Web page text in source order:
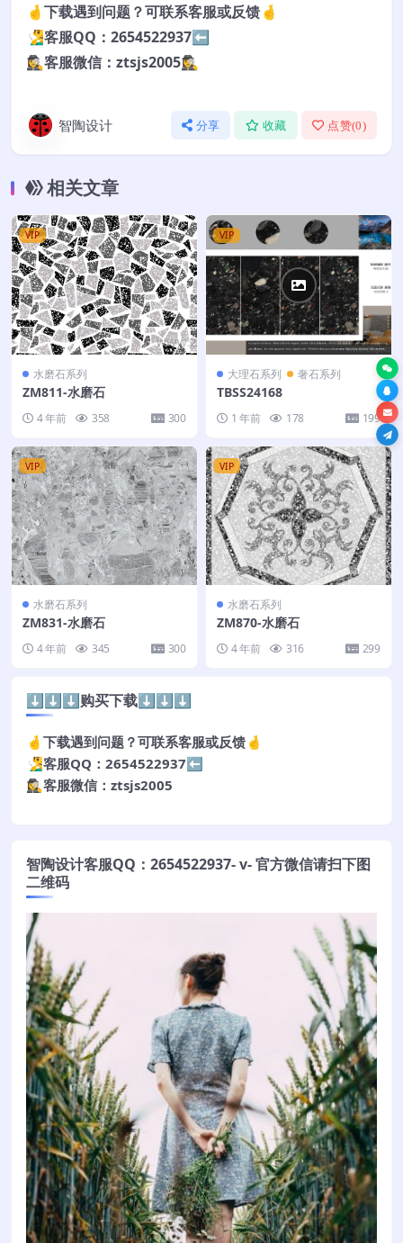
🤞下载遇到问题？可联系客服或反馈🤞
🧏‍♂️客服QQ：2654522937⬅️
🕵️‍♀️客服微信：ztsjs2005🕵️‍♀️
智陶设计 分享 收藏 点赞(0)
相关文章
VIP
水磨石系列
ZM811-水磨石
4 年前 358 300
VIP
大理石系列 奢石系列
TBSS24168
1 年前 178 199
VIP
水磨石系列
ZM831-水磨石
4 年前 345 300
VIP
水磨石系列
ZM870-水磨石
4 年前 316 299
⬇️⬇️⬇️购买下载⬇️⬇️⬇️
🤞下载遇到问题？可联系客服或反馈🤞
🧏‍♂️客服QQ：2654522937⬅️
🕵️‍♀️客服微信：ztsjs2005
智陶设计客服QQ：2654522937- v- 官方微信请扫下图
二维码